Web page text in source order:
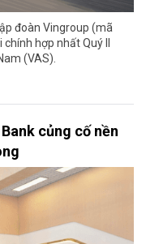
đoàn Vingroup (mã
hợp nhất Quý II
(VAS).
củng cố nền